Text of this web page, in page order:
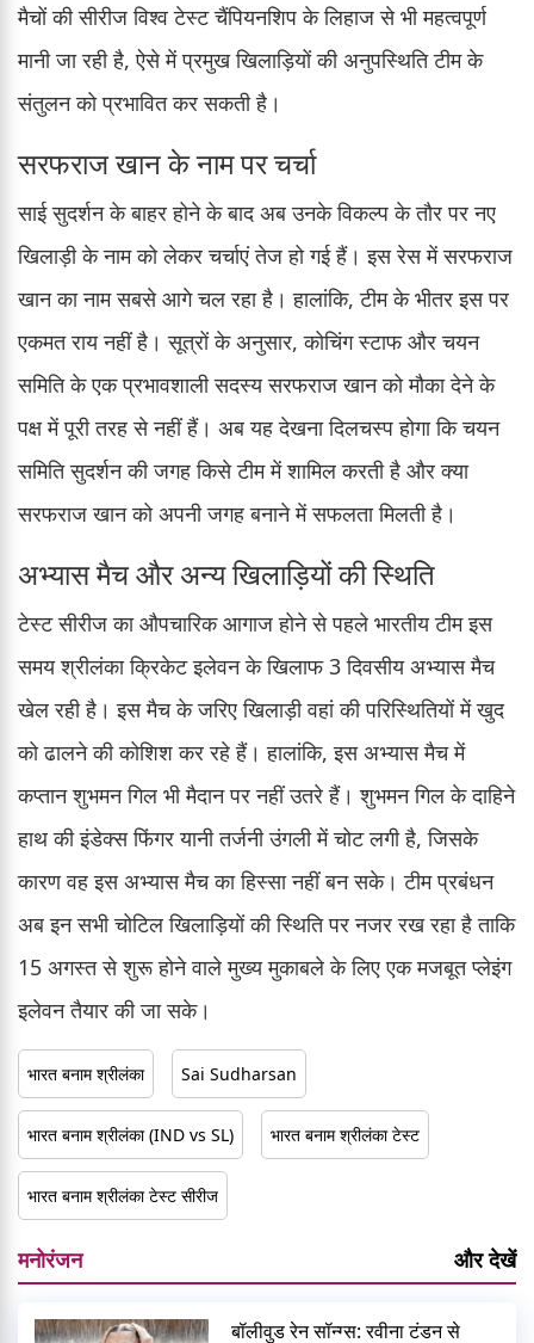
मैचों की सीरीज विश्व टेस्ट चैंपियनशिप के लिहाज से भी महत्वपूर्ण
मानी जा रही है, ऐसे में प्रमुख खिलाड़ियों की अनुपस्थिति टीम के
संतुलन को प्रभावित कर सकती है।
सरफराज खान के नाम पर चर्चा
साई सुदर्शन के बाहर होने के बाद अब उनके विकल्प के तौर पर नए
खिलाड़ी के नाम को लेकर चर्चाएं तेज हो गई हैं। इस रेस में सरफराज
खान का नाम सबसे आगे चल रहा है। हालांकि, टीम के भीतर इस पर
एकमत राय नहीं है। सूत्रों के अनुसार, कोचिंग स्टाफ और चयन
समिति के एक प्रभावशाली सदस्य सरफराज खान को मौका देने के
पक्ष में पूरी तरह से नहीं हैं। अब यह देखना दिलचस्प होगा कि चयन
समिति सुदर्शन की जगह किसे टीम में शामिल करती है और क्या
सरफराज खान को अपनी जगह बनाने में सफलता मिलती है।
अभ्यास मैच और अन्य खिलाड़ियों की स्थिति
टेस्ट सीरीज का औपचारिक आगाज होने से पहले भारतीय टीम इस
समय श्रीलंका क्रिकेट इलेवन के खिलाफ 3 दिवसीय अभ्यास मैच
खेल रही है। इस मैच के जरिए खिलाड़ी वहां की परिस्थितियों में खुद
को ढालने की कोशिश कर रहे हैं। हालांकि, इस अभ्यास मैच में
कप्तान शुभमन गिल भी मैदान पर नहीं उतरे हैं। शुभमन गिल के दाहिने
हाथ की इंडेक्स फिंगर यानी तर्जनी उंगली में चोट लगी है, जिसके
कारण वह इस अभ्यास मैच का हिस्सा नहीं बन सके। टीम प्रबंधन
अब इन सभी चोटिल खिलाड़ियों की स्थिति पर नजर रख रहा है ताकि
15 अगस्त से शुरू होने वाले मुख्य मुकाबले के लिए एक मजबूत प्लेइंग
इलेवन तैयार की जा सके।
भारत बनाम श्रीलंका Sai Sudharsan
भारत बनाम श्रीलंका (IND vs SL) भारत बनाम श्रीलंका टेस्ट
भारत बनाम श्रीलंका टेस्ट सीरीज
मनोरंजन और देखें
बॉलीवुड रेन सॉन्ग्स: रवीना टंडन से